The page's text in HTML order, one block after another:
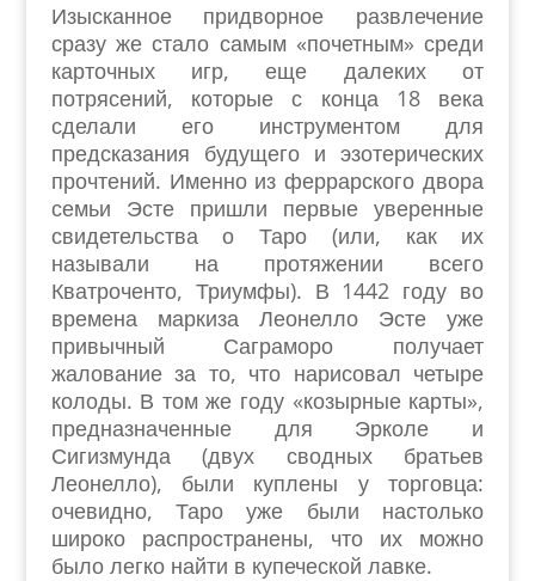
Изысканное придворное развлечение
сразу же стало самым «почетным» среди
карточных игр, еще далеких от
потрясений, которые с конца 18 века
сделали его инструментом для
предсказания будущего и эзотерических
прочтений. Именно из феррарского двора
семьи Эсте пришли первые уверенные
свидетельства о Таро (или, как их
называли на протяжении всего
Кватроченто, Триумфы). В 1442 году во
времена маркиза Леонелло Эсте уже
привычный Саграморо получает
жалование за то, что нарисовал четыре
колоды. В том же году «козырные карты»,
предназначенные для Эрколе и
Сигизмунда (двух сводных братьев
Леонелло), были куплены у торговца:
очевидно, Таро уже были настолько
широко распространены, что их можно
было легко найти в купеческой лавке.